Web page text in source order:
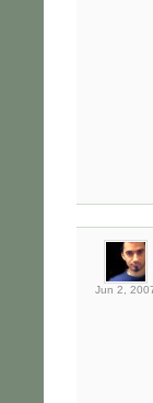
Jun 2,